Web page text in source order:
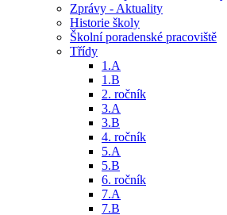
Zprávy - Aktuality
Historie školy
Školní poradenské pracoviště
Třídy
1.A
1.B
2. ročník
3.A
3.B
4. ročník
5.A
5.B
6. ročník
7.A
7.B